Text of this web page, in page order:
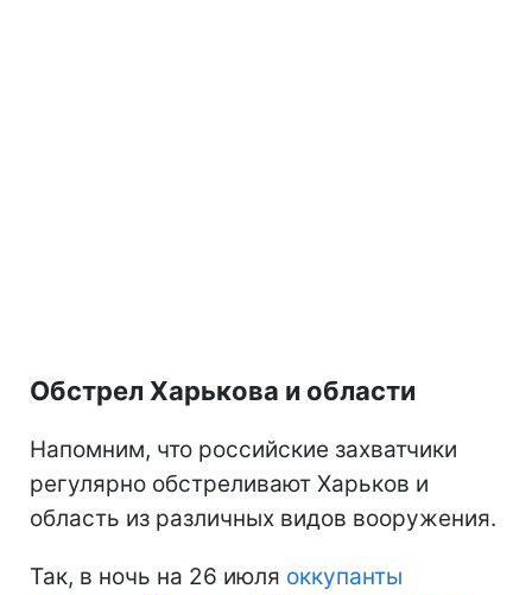
Обстрел Харькова и области
Напомним, что российские захватчики
регулярно обстреливают Харьков и
область из различных видов вооружения.
Так, в ночь на 26 июля оккупанты